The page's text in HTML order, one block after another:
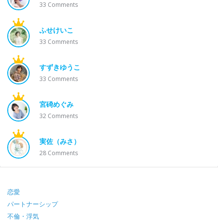
33 Comments
ふせけいこ
33 Comments
すずきゆうこ
33 Comments
宮碕めぐみ
32 Comments
実佐（みさ）
28 Comments
Footer
恋愛
パートナーシップ
不倫・浮気